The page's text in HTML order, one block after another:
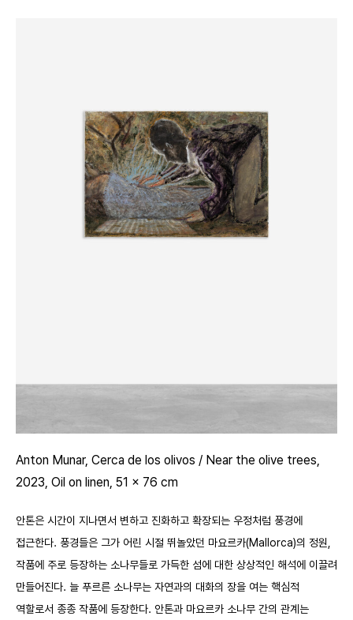
Anton Munar, Cerca de los olivos / Near the olive trees,
2023, Oil on linen, 51 x 76 cm
안톤은 시간이 지나면서 변하고 진화하고 확장되는 우정처럼 풍경에
접근한다. 풍경들은 그가 어린 시절 뛰놀았던 마요르카(Mallorca)의 정원,
작품에 주로 등장하는 소나무들로 가득한 섬에 대한 상상적인 해석에 이끌려
만들어진다. 늘 푸르른 소나무는 자연과의 대화의 장을 여는 핵심적
역할로서 종종 작품에 등장한다. 안톤과 마요르카 소나무 간의 관계는